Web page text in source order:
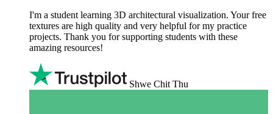
I'm a student learning 3D architectural visualization. Your free
textures are high quality and very helpful for my practice
projects. Thank you for supporting students with these
amazing resources!
Shwe Chit Thu